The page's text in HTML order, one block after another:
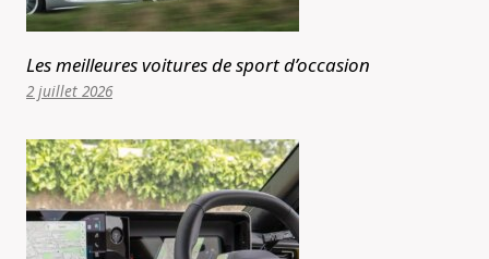
Les meilleures voitures de sport d’occasion
2 juillet 2026